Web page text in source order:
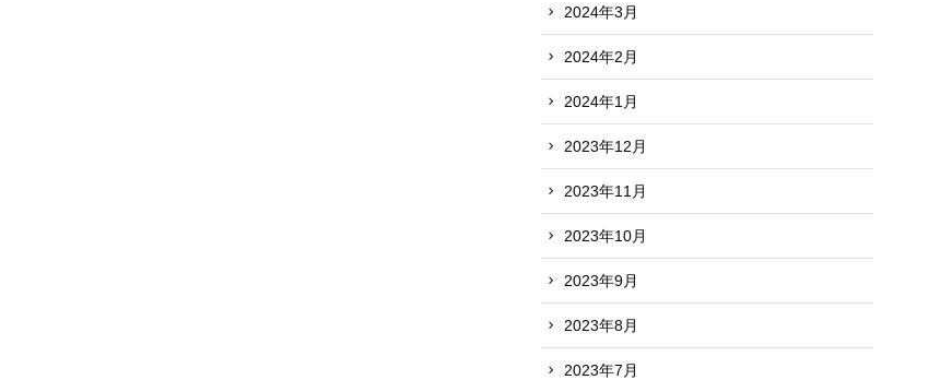
2024年3月
2024年2月
2024年1月
2023年12月
2023年11月
2023年10月
2023年9月
2023年8月
2023年7月